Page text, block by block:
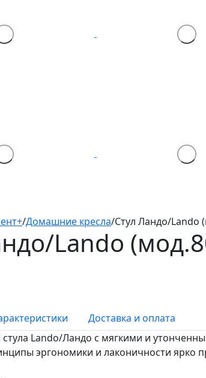
/Домашние кресла/Стул Ландо/Lando
Lando
Доставка и оплата
Lando/Ландо с мягкими и
эргономики и лаконичности ярко